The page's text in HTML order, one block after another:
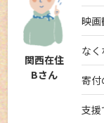
関西在住
Bさん
映画
なく
寄付
支援